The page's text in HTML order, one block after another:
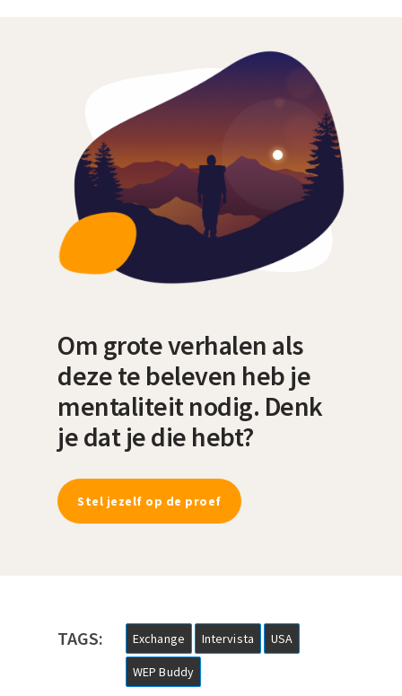
Om grote verhalen als
deze te beleven heb je
mentaliteit nodig. Denk
je dat je die hebt?
Stel jezelf op de proef
TAGS: Exchange Intervista USA
WEP Buddy